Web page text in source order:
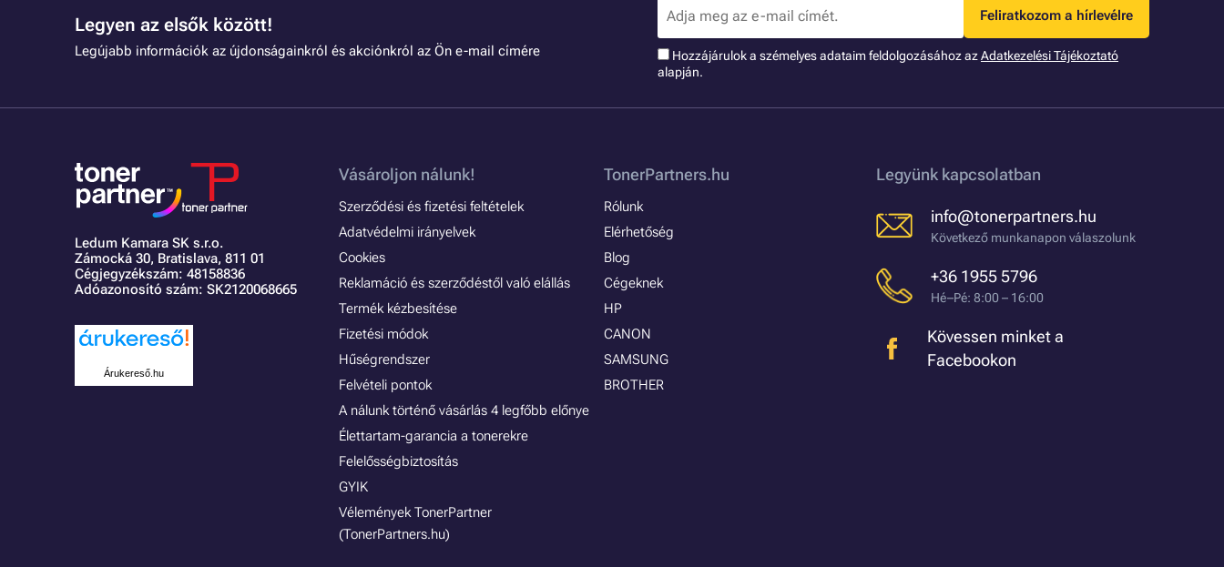
Legyen az elsők között!
Legújabb információk az újdonságainkról és akciónkról az Ön e-mail címére
Feliratkozom a hírlevélre
Hozzájárulok a szémelyes adataim feldolgozásához azAdatkezelési Tájékoztató
alapján.
Ledum Kamara SK s.r.o.
Zámocká 30, Bratislava, 811 01
Cégjegyzékszám: 48158836
Adóazonosító szám: SK2120068665
Árukereső.hu
Vásároljon nálunk!
Szerződési és fizetési feltételek
Adatvédelmi irányelvek
Cookies
Reklamáció és szerződéstől való elállás
Termék kézbesítése
Fizetési módok
Hűségrendszer
Felvételi pontok
A nálunk történő vásárlás 4 legfőbb előnye
Élettartam-garancia a tonerekre
Felelősségbiztosítás
GYIK
Vélemények TonerPartner
(TonerPartners.hu)
TonerPartners.hu
Rólunk
Elérhetőség
Blog
Cégeknek
HP
CANON
SAMSUNG
BROTHER
Legyünk kapcsolatban
info@tonerpartners.hu
Következő munkanapon válaszolunk
+36 1955 5796
Hé–Pé: 8:00 – 16:00
Kövessen minket a
Facebookon